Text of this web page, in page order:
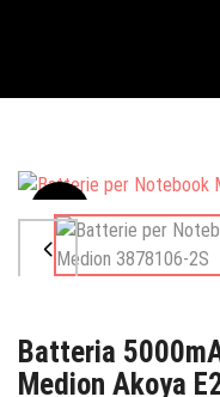
Sale
Batteria
Medion Akoya